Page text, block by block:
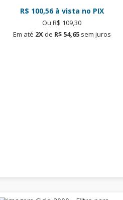
R$ 100,56à vista no PIX
Ou R$ 109,30
Em até 2X de R$ 54,65sem juros